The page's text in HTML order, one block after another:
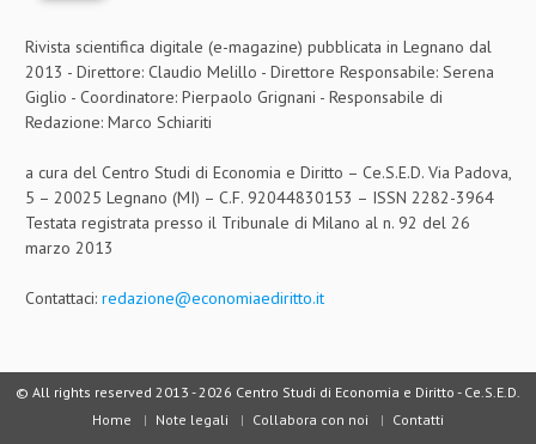
Rivista scientifica digitale (e-magazine) pubblicata in Legnano dal
2013 - Direttore: Claudio Melillo - Direttore Responsabile: Serena
Giglio - Coordinatore: Pierpaolo Grignani - Responsabile di
Redazione: Marco Schiariti
a cura del Centro Studi di Economia e Diritto – Ce.S.E.D. Via Padova,
5 – 20025 Legnano (MI) – C.F. 92044830153 – ISSN 2282-3964
Testata registrata presso il Tribunale di Milano al n. 92 del 26
marzo 2013
Contattaci: redazione@economiaediritto.it
© All rights reserved 2013 - 2026 Centro Studi di Economia e Diritto - Ce.S.E.D.
Home
Note legali Collabora con noi Contatti